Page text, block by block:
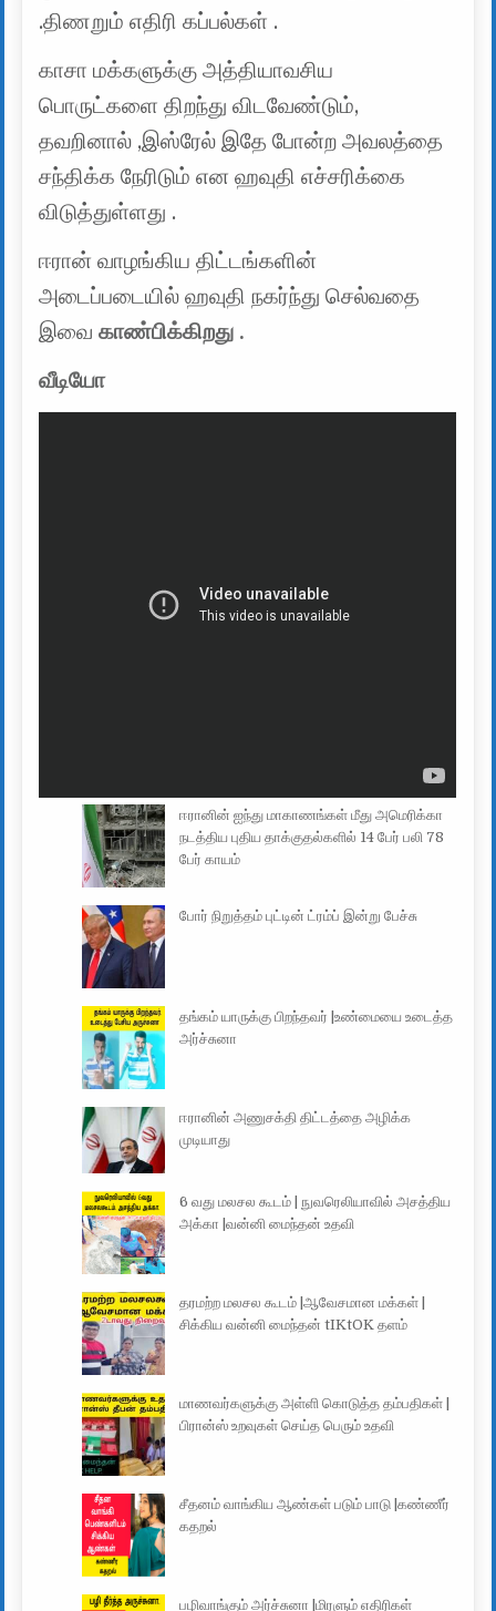
.திணறும் எதிரி கப்பல்கள் .
காசா மக்களுக்கு அத்தியாவசிய
பொருட்களை திறந்து விடவேண்டும்,
தவறினால் ,இஸ்ரேல் இதே போன்ற அவலத்தை
சந்திக்க நேரிடும் என ஹவுதி எச்சரிக்கை
விடுத்துள்ளது .
ஈரான் வாழங்கிய திட்டங்களின்
அடைப்படையில் ஹவுதி நகர்ந்து செல்வதை
இவைகாண்பிக்கிறது .
வீடியோ
ஈரானின் ஐந்து மாகாணங்கள் மீது அமெரிக்கா
நடத்திய புதிய தாக்குதல்களில் 14 பேர் பலி 78
பேர் காயம்
போர் நிறுத்தம் புட்டின் ட்ரம்ப் இன்று பேச்சு
தங்கம் யாருக்கு பிறந்தவர் |உண்மையை உடைத்த
அர்ச்சுனா
ஈரானின் அணுசக்தி திட்டத்தை அழிக்க
முடியாது
6 வது மலசல கூடம் | நுவரெலியாவில் அசத்திய
அக்கா |வன்னி மைந்தன் உதவி
தரமற்ற மலசல கூடம் |ஆவேசமான மக்கள் |
சிக்கிய வன்னி மைந்தன் tIKtOK தளம்
மாணவர்களுக்கு அள்ளி கொடுத்த தம்பதிகள் |
பிரான்ஸ் உறவுகள் செய்த பெரும் உதவி
சீதனம் வாங்கிய ஆண்கள் படும் பாடு |கண்ணீர்
கதறல்
பழிவாங்கும் அர்ச்சுனா |மிரளும் எதிரிகள்